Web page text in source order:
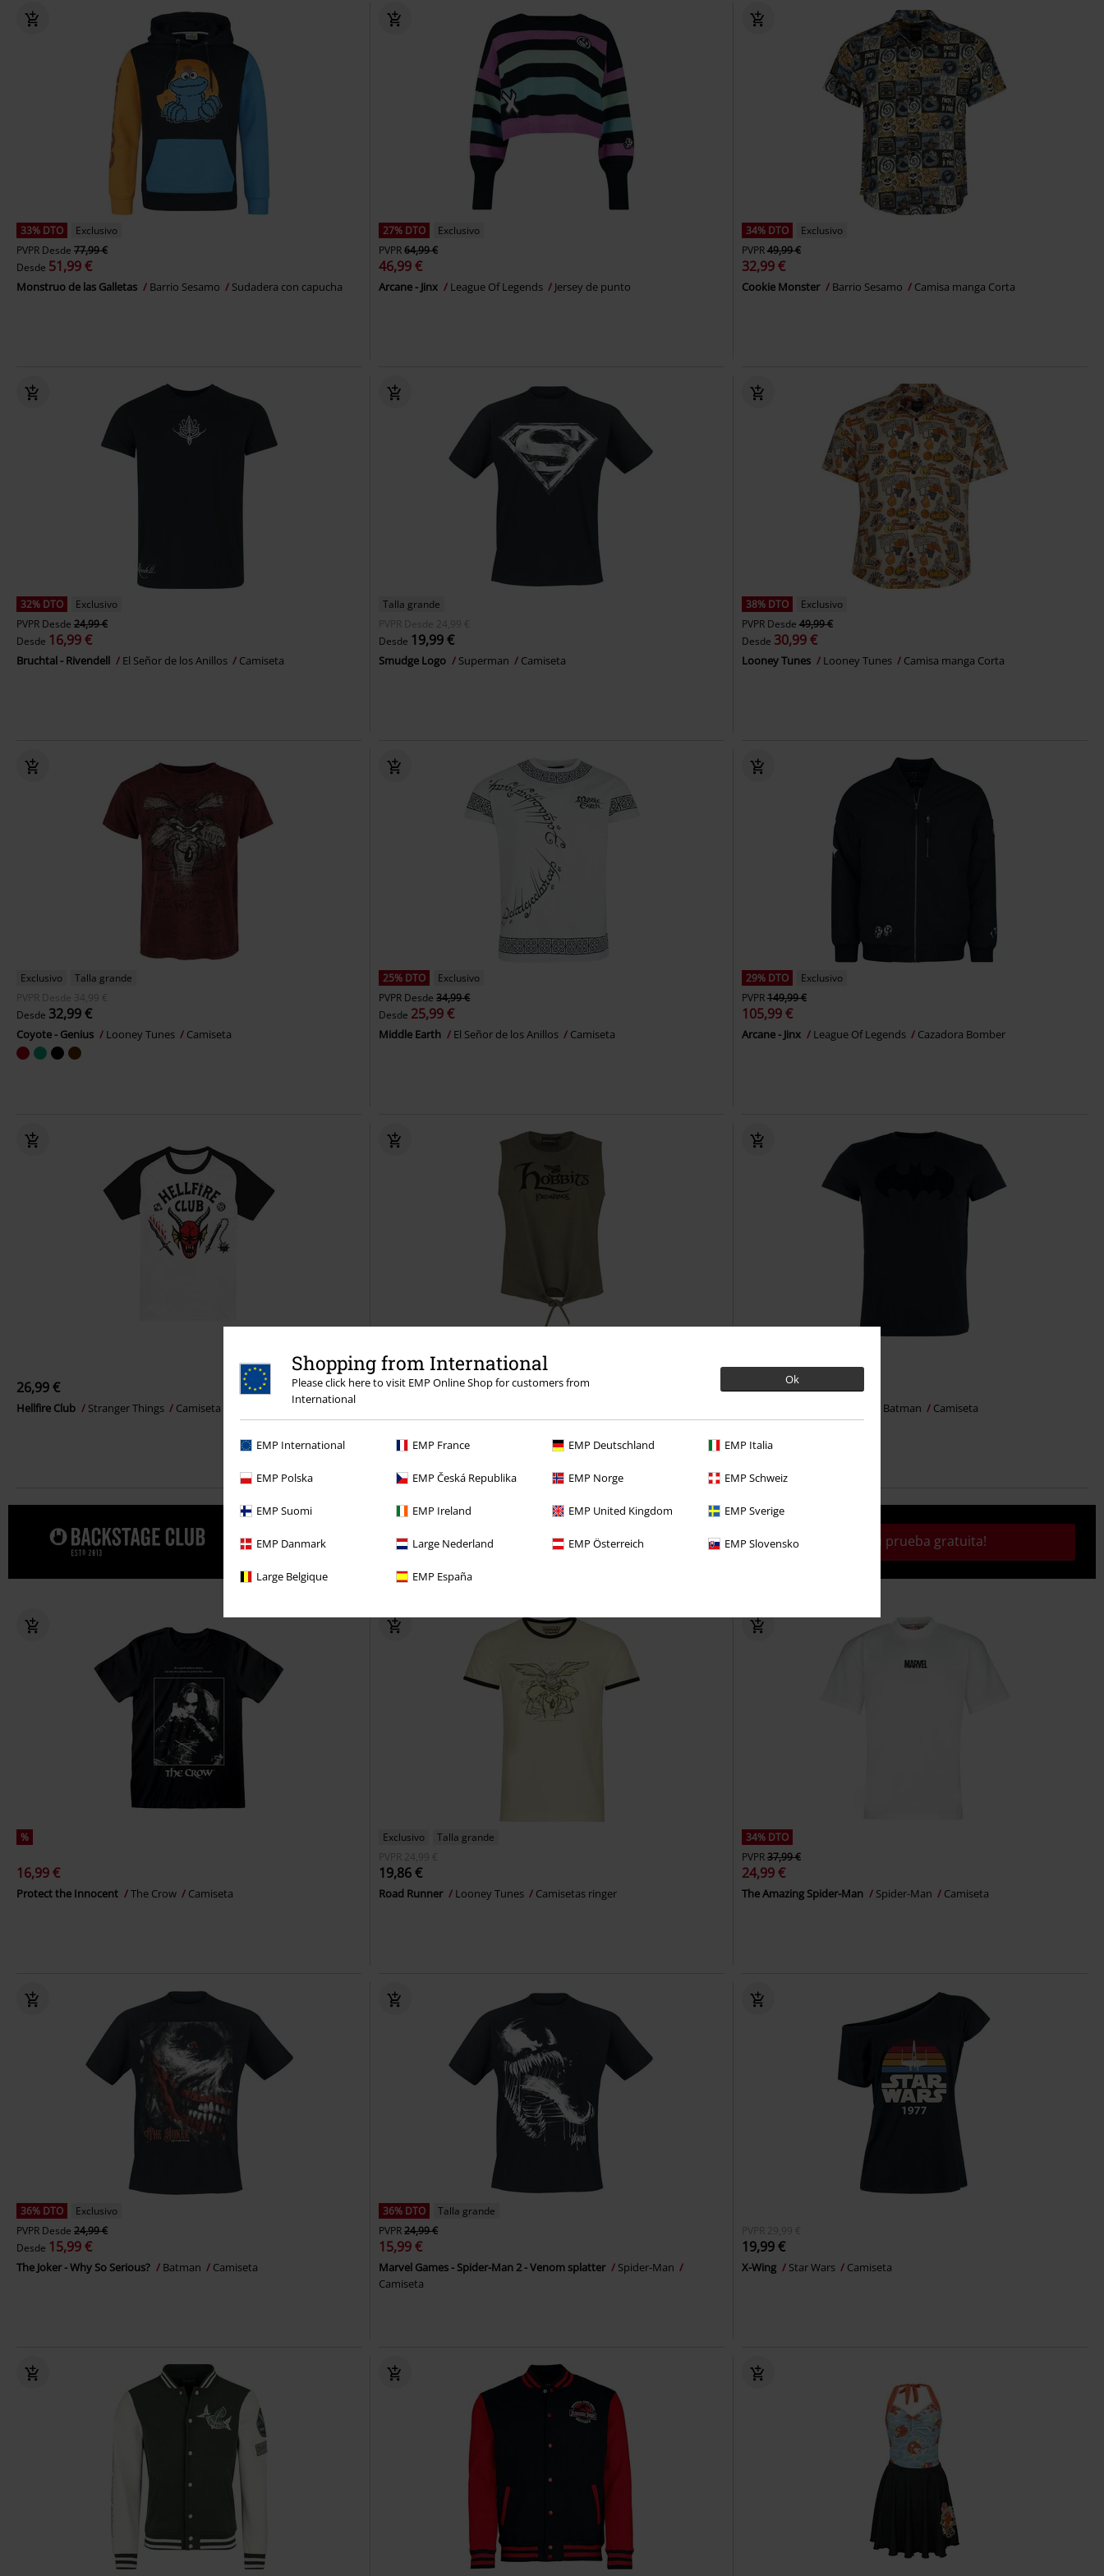
Shopping from International
Please click here to visit EMP Online Shop for customers from
International
Ok
EMP International EMP France EMP Deutschland EMP Italia
EMP Polska EMP Česká Republika EMP Norge EMP Schweiz
EMP Suomi EMP Ireland EMP United Kingdom EMP Sverige
EMP Danmark Large Nederland EMP Österreich EMP Slovensko
Large Belgique EMP España
33% DTO
Exclusivo
PVPR Desde 77,99 €
Desde 51,99 €
Monstruo de las Galletas Barrio Sesamo Sudadera con capucha
27% DTO
Exclusivo
PVPR64,99 €
46,99 €
Arcane - Jinx League Of Legends Jersey de punto
34% DTO
Exclusivo
PVPR49,99 €
32,99 €
Cookie Monster Barrio Sesamo Camisa manga Corta
32% DTO
Exclusivo
PVPR Desde 24,99 €
Desde 16,99 €
Bruchtal - Rivendell El Señor de los Anillos Camiseta
Talla grande
PVPR
Desde 24,99 €
Desde 19,99 €
Smudge Logo Superman Camiseta
38% DTO
Exclusivo
PVPR Desde 49,99 €
Desde 30,99 €
Looney Tunes Looney Tunes Camisa manga Corta
Exclusivo
Talla grande
PVPR
Desde 34,99 €
Desde 32,99 €
Coyote - Genius Looney Tunes Camiseta
25% DTO
Exclusivo
PVPR Desde34,99 €
Desde 25,99 €
Middle Earth El Señor de los Anillos Camiseta
29% DTO
Exclusivo
PVPR149,99 €
105,99 €
Arcane - Jinx League Of Legends Cazadora Bomber
26,99 €
Hellfire Club Stranger Things Camiseta
PVPRDesde29,99 €
Desde15,19 €
PVPRDesde24,99 €
Desde16,99 €
Batman Camiseta
CLUB.
¡Activa tu prueba gratuita!
%
16,99 €
Protect the Innocent The Crow Camiseta
Exclusivo
Talla grande
PVPR 24,99 €
19,86 €
Road Runner Looney Tunes Camisetas ringer
34% DTO
PVPR37,99 €
24,99 €
The Amazing Spider-Man Spider-Man Camiseta
36% DTO
Exclusivo
PVPR Desde 24,99 €
Desde 15,99 €
The Joker - Why So Serious? Batman Camiseta
36% DTO
Talla grande
PVPR24,99 €
15,99 €
Marvel Games - Spider-Man 2 - Venom splatter
Spider-Man
Camiseta
PVPR 29,99 €
19,99 €
X-Wing Star Wars Camiseta